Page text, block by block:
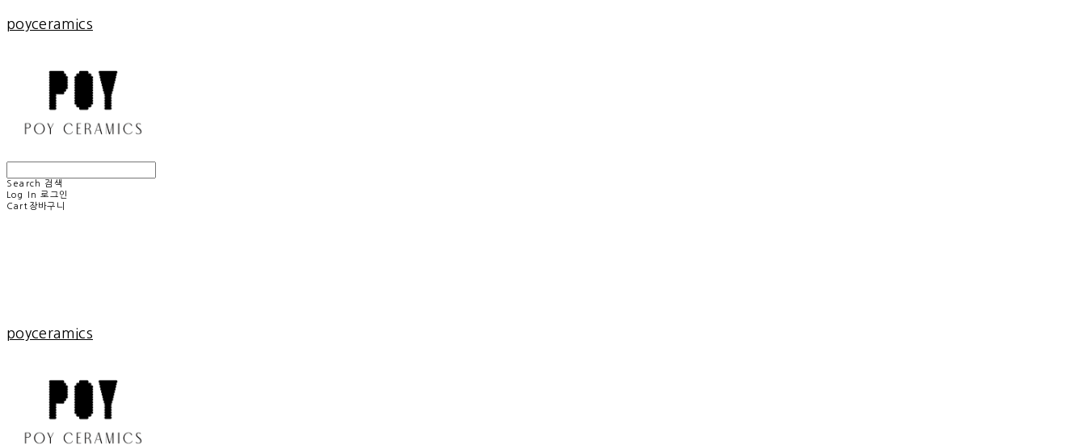
poyceramics
Search
검색
Log In 로그인
Cart 장바구니
poyceramics